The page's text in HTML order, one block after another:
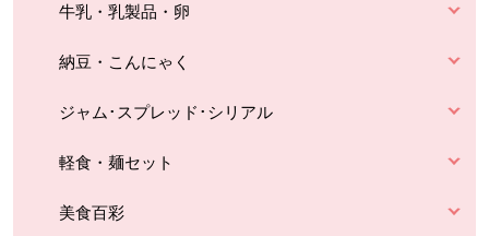
牛乳・乳製品・卵
納豆・こんにゃく
ジャム･スプレッド･シリアル
軽食・麺セット
美食百彩